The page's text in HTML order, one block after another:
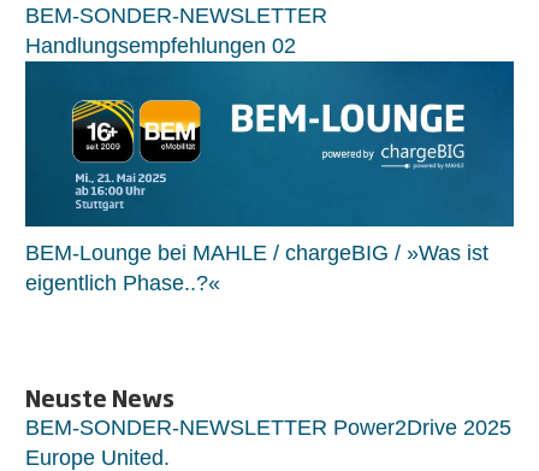
BEM-SONDER-NEWSLETTER
Handlungsempfehlungen 02
BEM-Lounge bei MAHLE / chargeBIG / »Was ist
eigentlich Phase..?«
Neuste News
BEM-SONDER-NEWSLETTER Power2Drive 2025
Europe United.